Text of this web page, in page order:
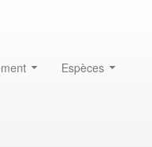
Espèces